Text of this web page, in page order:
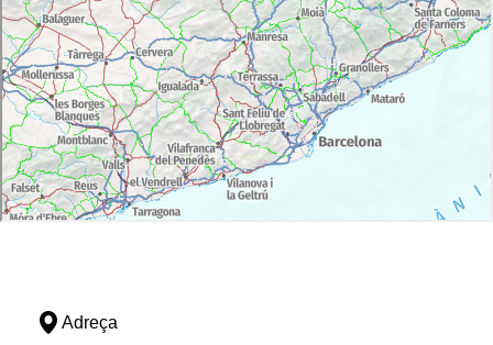
Adreça